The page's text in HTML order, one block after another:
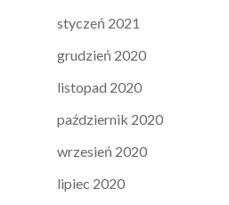
styczeń 2021
grudzień 2020
listopad 2020
październik 2020
wrzesień 2020
lipiec 2020